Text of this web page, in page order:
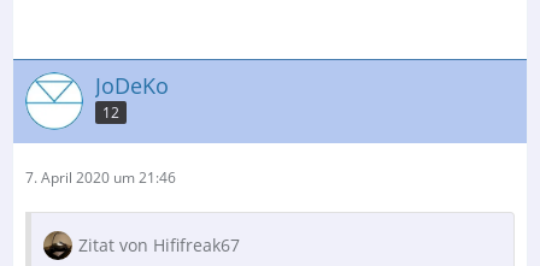
JoDeKo
12
7. April 2020 um 21:46
Zitat von Hififreak67